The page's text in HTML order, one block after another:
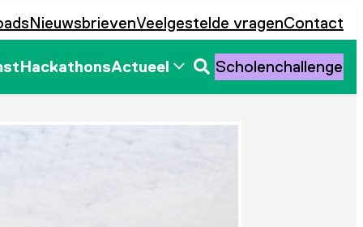
NieuwsbrievenVeelgestelde vragenContact
HackathonsActueel
Zoeken
openen
Scholenchallenge